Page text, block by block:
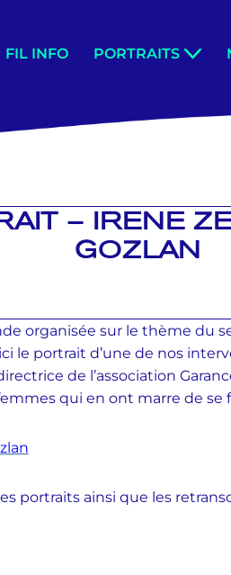
FIL INFO PORTRAITS
– IRENE
GOZLAN
organisée sur le thème du
le portrait d’une de nos
de l’association
qui en ont marre de se
portraits ainsi que les